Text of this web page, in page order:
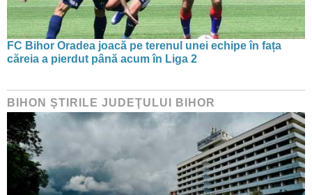
FC Bihor Oradea joacă pe terenul unei echipe în fața
căreia a pierdut până acum în Liga 2
BIHON ŞTIRILE JUDEŢULUI BIHOR